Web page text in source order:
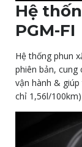
Hệ
PGM-FI
Hệ thống phun
phiên bản, cung
vận hành &
chỉ 1,56l/100km)